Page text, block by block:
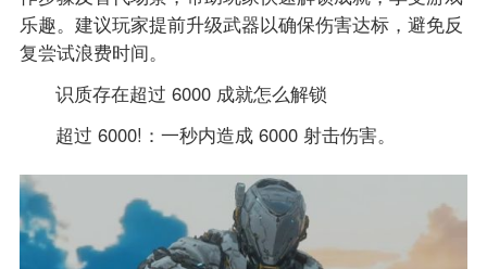
乐趣。建议玩家提前升级武器以确保伤害达标，避免反
复尝试浪费时间。
识质存在超过 6000 成就怎么解锁
超过 6000!：一秒内造成 6000 射击伤害。